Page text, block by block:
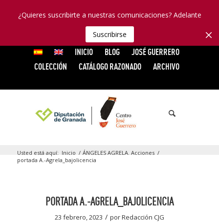
¿Quieres suscribirte a nuestras comunicaciones? Adelante
Suscribirse
INICIO BLOG
JOSÉ GUERRERO
COLECCIÓN
CATÁLOGO RAZONADO ARCHIVO
Usted está aquí: Inicio / ÁNGELES AGRELA. Acciones /
portada A.-Agrela_bajolicencia
PORTADA A.-AGRELA_BAJOLICENCIA
23 febrero, 2023 / porRedacción CJG